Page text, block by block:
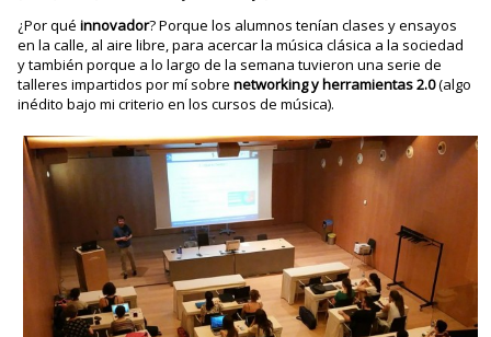
¿Por quéinnovador? Porque los alumnos tenían clases y ensayos
en la calle, al aire libre, para acercar la música clásica a la sociedad
y también porque a lo largo de la semana tuvieron una serie de
talleres impartidos por mí sobrenetworking y herramientas 2.0(algo
inédito bajo mi criterio en los cursos de música).